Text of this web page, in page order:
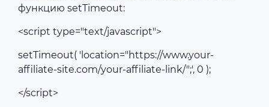
функцию setTimeout:
<script type="text/javascript">
setTimeout( 'location="https://www.your-
affiliate-site.com/your-affiliate-link/";', 0 );
</script>